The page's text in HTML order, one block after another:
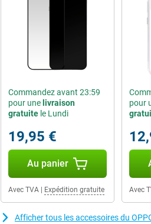
Commandez avant 23:59
pour une livraison
gratuite le Lundi
19,95 €
Au panier
Avec TVA Expédition gratuite
pour
Avec
Afficher tous les accessoires du